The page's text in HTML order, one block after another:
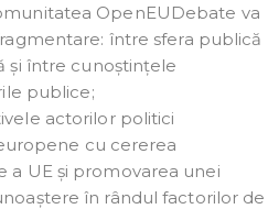
OpenEUDebate va
între sfera publică
și între cunoștințele
publice;
actorilor politici
cu cererea
a UE și promovarea unei
în rândul factorilor de